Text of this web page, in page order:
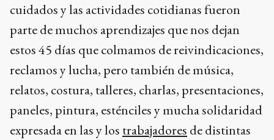
cuidados y las actividades cotidianas fueron
parte de muchos aprendizajes que nos dejan
estos 45 días que colmamos de reivindicaciones,
reclamos y lucha, pero también de música,
relatos, costura, talleres, charlas, presentaciones,
paneles, pintura, esténciles y mucha solidaridad
expresada en las y los trabajadores de distintas